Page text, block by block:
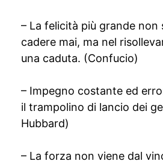
– La felicità più grande non
cadere mai, ma nel
una caduta. (Confucio)
– Impegno costante ed
il trampolino di lancio dei
Hubbard)
– La forza non viene dal